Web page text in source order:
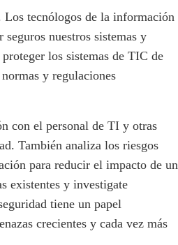
Los tecnólogos de la información
nuestros sistemas y
los sistemas de TIC de
y regulaciones
con el personal de TI y otras
También analiza los riesgos
para reducir el impacto de un
existentes y investigate
tiene un papel
crecientes y cada vez más